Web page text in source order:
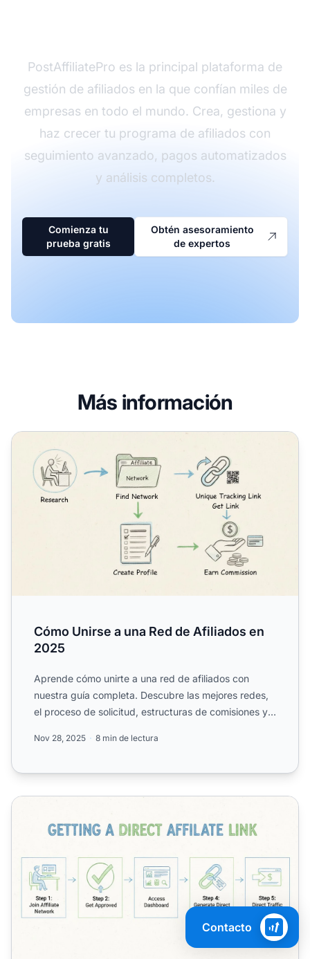
PostAffiliatePro es la principal plataforma de
gestión de afiliados en la que confían miles de
empresas en todo el mundo. Crea, gestiona y
haz crecer tu programa de afiliados con
seguimiento avanzado, pagos automatizados
y análisis completos.
Comienza tu
prueba gratis
Obtén asesoramiento
de expertos
Más información
Cómo Unirse a una Red de Afiliados en 2025
Cómo Unirse a una Red de Afiliados en
2025
Aprende cómo unirte a una red de afiliados con
nuestra guía completa. Descubre las mejores redes,
el proceso de solicitud, estructuras de comisiones y
Nov 28, 2025 8 min de lectura
¿Cómo puedo obtener un enlace directo? Guía completa
Contacto